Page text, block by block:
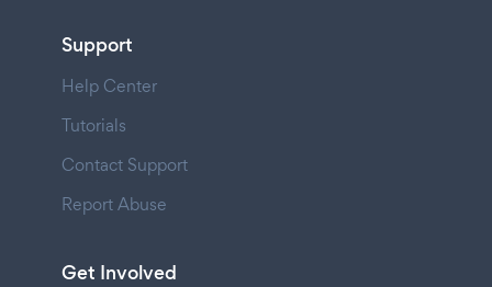
Support
Help Center
Tutorials
Contact Support
Report Abuse
Get Involved